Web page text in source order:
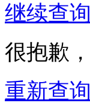
继续查询
很抱歉
重新查询